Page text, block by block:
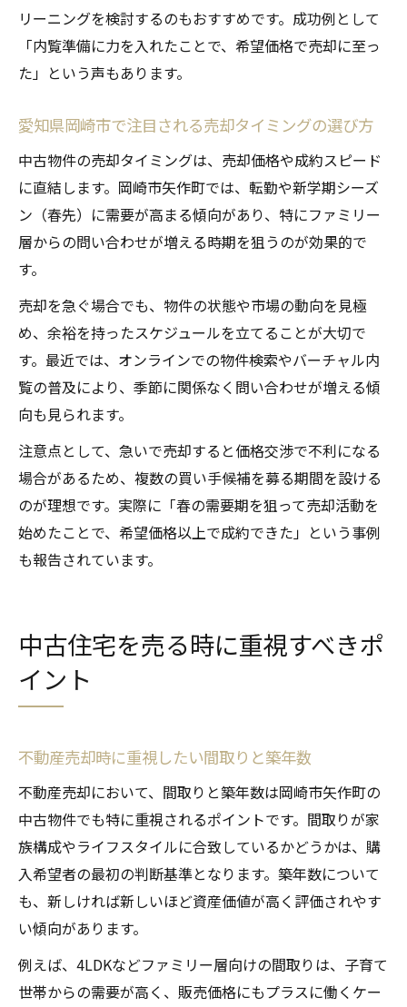
リーニングを検討するのもおすすめです。成功例として
「内覧準備に力を入れたことで、希望価格で売却に至っ
た」という声もあります。
愛知県岡崎市で注目される売却タイミングの選び方
中古物件の売却タイミングは、売却価格や成約スピード
に直結します。岡崎市矢作町では、転勤や新学期シーズ
ン（春先）に需要が高まる傾向があり、特にファミリー
層からの問い合わせが増える時期を狙うのが効果的で
す。
売却を急ぐ場合でも、物件の状態や市場の動向を見極
め、余裕を持ったスケジュールを立てることが大切で
す。最近では、オンラインでの物件検索やバーチャル内
覧の普及により、季節に関係なく問い合わせが増える傾
向も見られます。
注意点として、急いで売却すると価格交渉で不利になる
場合があるため、複数の買い手候補を募る期間を設ける
のが理想です。実際に「春の需要期を狙って売却活動を
始めたことで、希望価格以上で成約できた」という事例
も報告されています。
中古住宅を売る時に重視すべきポ
イント
不動産売却時に重視したい間取りと築年数
不動産売却において、間取りと築年数は岡崎市矢作町の
中古物件でも特に重視されるポイントです。間取りが家
族構成やライフスタイルに合致しているかどうかは、購
入希望者の最初の判断基準となります。築年数について
も、新しければ新しいほど資産価値が高く評価されやす
い傾向があります。
例えば、4LDKなどファミリー層向けの間取りは、子育て
世帯からの需要が高く、販売価格にもプラスに働くケー